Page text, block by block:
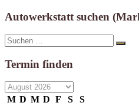
Autowerkstatt suchen
Suche
nach:
Termin finden
M D M D F S
S